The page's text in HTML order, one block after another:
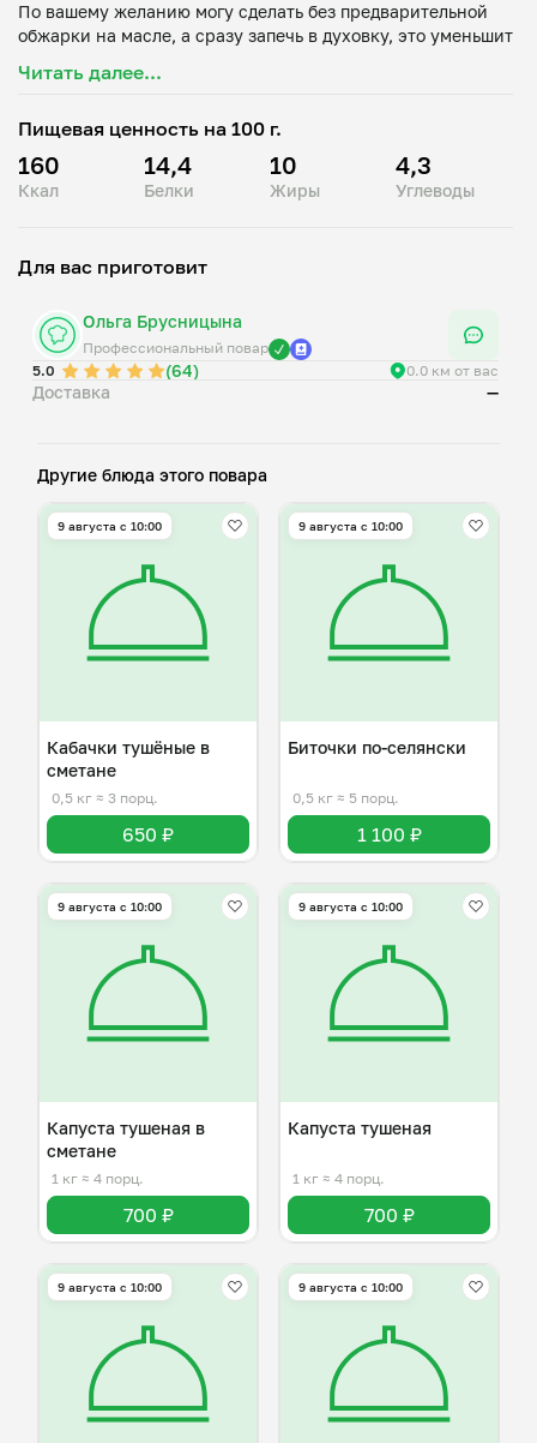
По вашему желанию могу сделать без предварительной
обжарки на масле, а сразу запечь в духовку, это уменьшит
Читать далее...
Пищевая ценность на 100 г.
160
Ккал
14,4
Белки
10
Жиры
4,3
Углеводы
Для вас приготовит
Ольга Брусницына
Профессиональный повар
5.0
(64) 0.0 км от вас
Доставка —
Другие блюда этого повара
9 августа с 10:00
Кабачки тушёные в
сметане
0,5 кг ≈ 3 порц.
650 ₽
9 августа с 10:00
Биточки по-селянски
0,5 кг ≈ 5 порц.
1 100 ₽
9 августа с 10:00
Капуста тушеная в
сметане
1 кг ≈ 4 порц.
700 ₽
9 августа с 10:00
Капуста тушеная
1 кг ≈ 4 порц.
700 ₽
9 августа с 10:00 9 августа с 10:00